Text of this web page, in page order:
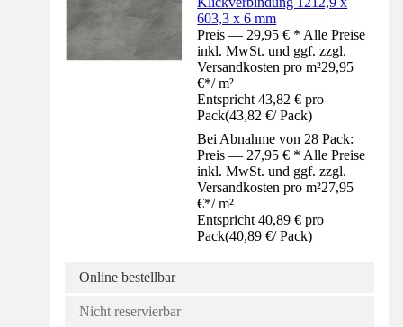
603,3 x 6 mm
Preis — 29,95 € * Alle Preise
inkl. MwSt. und ggf. zzgl.
Versandkosten pro m²29,95
€*/ m²
Entspricht 43,82 € pro
Pack(43,82 €/ Pack)
Bei Abnahme von 28 Pack:
Preis — 27,95 € * Alle Preise
inkl. MwSt. und ggf. zzgl.
Versandkosten pro m²27,95
€*/ m²
Entspricht 40,89 € pro
Pack(40,89 €/ Pack)
Online bestellbar
Nicht reservierbar